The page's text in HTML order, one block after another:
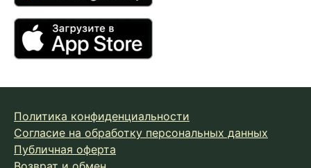
Политика конфиденциальности
Согласие на обработку персональных данных
Публичная оферта